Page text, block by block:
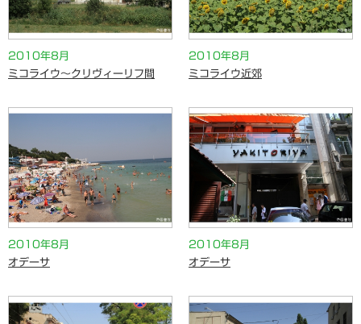
2010年8月
ミコライウ～クリヴィーリフ間
2010年8月
ミコライウ近郊
2010年8月
オデーサ
2010年8月
オデーサ